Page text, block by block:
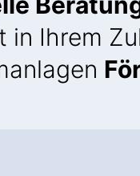
in Ihrem